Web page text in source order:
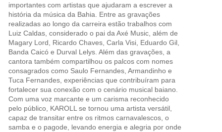
importantes com artistas que ajudaram a escrever a
história da música da Bahia. Entre as gravações
realizadas ao longo da carreira estão trabalhos com
Luiz Caldas, considerado o pai da Axé Music, além de
Magary Lord, Ricardo Chaves, Carla Visi, Eduardo Gil,
Banda Caicó e Durval Lelys. Além das gravações, a
cantora também compartilhou os palcos com nomes
consagrados como Saulo Fernandes, Armandinho e
Tuca Fernandes, experiências que contribuíram para
fortalecer sua conexão com o cenário musical baiano.
Com uma voz marcante e um carisma reconhecido
pelo público, KAROLL se tornou uma artista versátil,
capaz de transitar entre os ritmos carnavalescos, o
samba e o pagode, levando energia e alegria por onde